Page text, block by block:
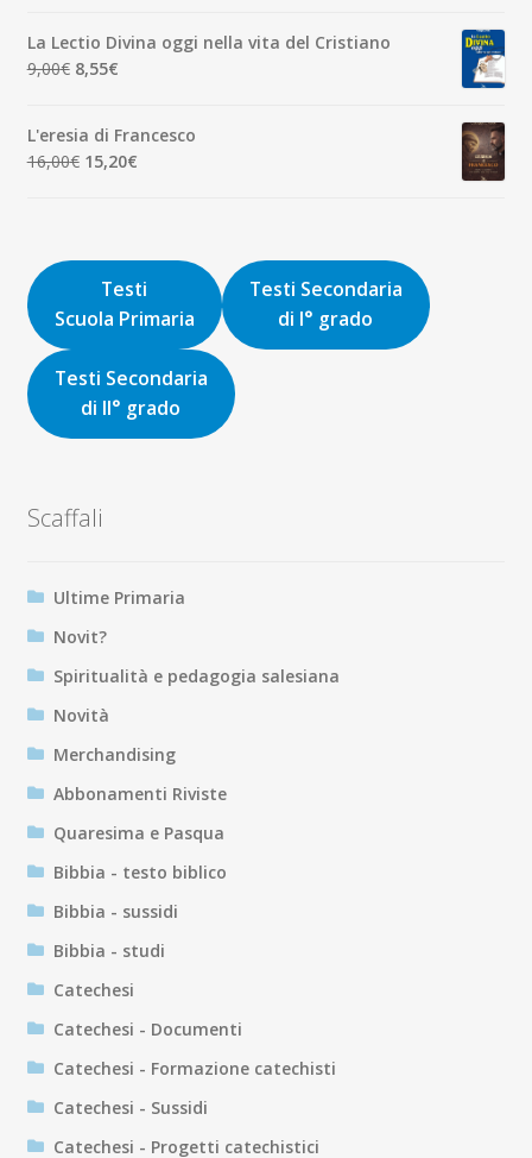
era:
8,00€.
è:
7,60€.
La Lectio Divina oggi nella vita del Cristiano
9,00€ Il
era:
9,00€.
8,55€Il
è:
8,55€.
L'eresia di Francesco
16,00€ Il
16,00€.
15,20€Il
15,20€.
Testi
Scuola Primaria
Testi Secondaria
di I° grado
Testi Secondaria
di II° grado
Scaffali
Ultime Primaria
Novit?
Spiritualità e pedagogia salesiana
Novità
Merchandising
Abbonamenti Riviste
Quaresima e Pasqua
Bibbia - testo biblico
Bibbia - sussidi
Bibbia - studi
Catechesi
Catechesi - Documenti
Catechesi - Formazione catechisti
Catechesi - Sussidi
Catechesi - Progetti catechistici